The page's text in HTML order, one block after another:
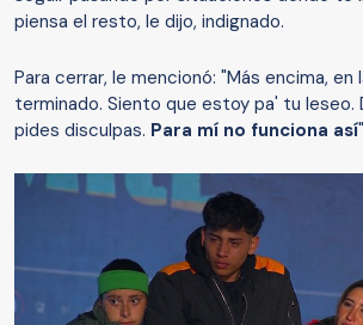
piensa el resto, le dijo, indignado.
Para cerrar, le mencionó: "Más encima, en
terminado. Siento que estoy pa' tu leseo.
pides disculpas. Para mí no funciona así